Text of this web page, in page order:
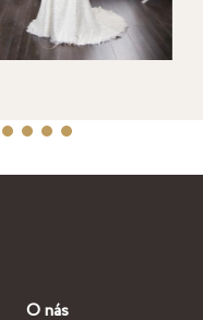
O nás